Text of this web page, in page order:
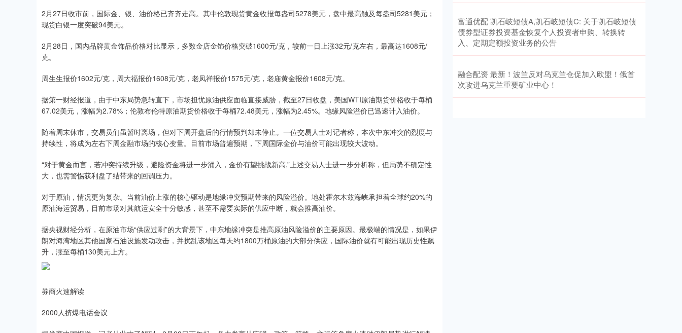
2月27日收市前，国际金、银、油价格已齐齐走高。其中伦敦现货黄金收报每盎司5278美元，盘中最高触及每盎司5281美元；
现货白银一度突破94美元。
2月28日，国内品牌黄金饰品价格对比显示，多数金店金饰价格突破1600元/克，较前一日上涨32元/克左右，最高达1608元/
克。
周生生报价1602元/克，周大福报价1608元/克，老凤祥报价1575元/克，老庙黄金报价1608元/克。
据第一财经报道，由于中东局势急转直下，市场担忧原油供应面临直接威胁，截至27日收盘，美国WTI原油期货价格收于每桶
67.02美元，涨幅为2.78%；伦敦布伦特原油期货价格收于每桶72.48美元，涨幅为2.45%。地缘风险溢价已迅速计入油价。
随着周末休市，交易员们虽暂时离场，但对下周开盘后的行情预判却未停止。一位交易人士对记者称，本次中东冲突的烈度与
持续性，将成为左右下周金融市场的核心变量。目前市场普遍预期，下周国际金价与油价可能出现较大波动。
“对于黄金而言，若冲突持续升级，避险资金将进一步涌入，金价有望挑战新高,”上述交易人士进一步分析称，但局势不确定性
大，也需警惕获利盘了结带来的回调压力。
对于原油，情况更为复杂。当前油价上涨的核心驱动是地缘冲突预期带来的风险溢价。地处霍尔木兹海峡承担着全球约20%的
原油海运贸易，目前市场对其航运安全十分敏感，甚至不需要实际的供应中断，就会推高油价。
据央视财经分析，在原油市场“供应过剩”的大背景下，中东地缘冲突是推高原油风险溢价的主要原因。最极端的情况是，如果伊
朗对海湾地区其他国家石油设施发动攻击，并扰乱该地区每天约1800万桶原油的大部分供应，国际油价就有可能出现历史性飙
升，涨至每桶130美元上方。
券商火速解读
2000人挤爆电话会议
富通优配 凯石岐短债A,凯石岐短债C: 关于凯石岐短债
债券型证券投资基金恢复个人投资者申购、转换转
入、定期定额投资业务的公告
融合配资 最新！波兰反对乌克兰仓促加入欧盟！俄首
次攻进乌克兰重要矿业中心！